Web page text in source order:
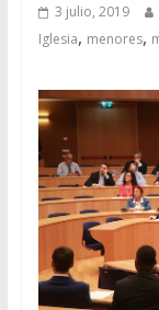
3 julio, 2019
Iglesia, menores,